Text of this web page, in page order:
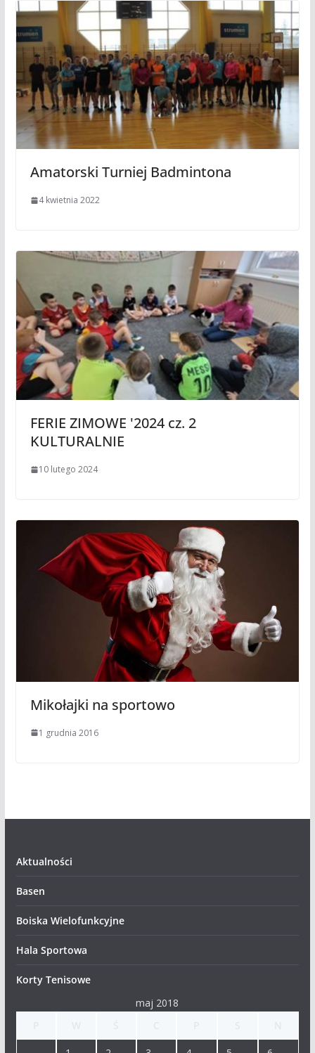
Amatorski Turniej Badmintona
4 kwietnia 2022
FERIE ZIMOWE '2024 cz. 2
KULTURALNIE
10 lutego 2024
Mikołajki na sportowo
1 grudnia 2016
Aktualności
Basen
Boiska Wielofunkcyjne
Hala Sportowa
Korty Tenisowe
maj 2018